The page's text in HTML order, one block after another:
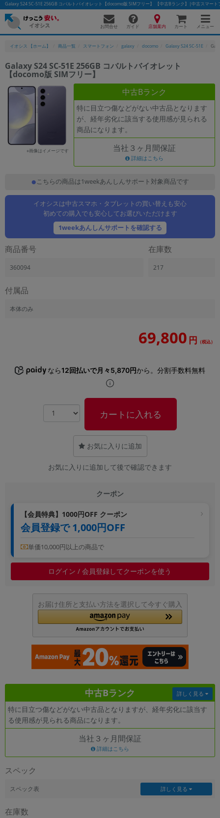
Galaxy S24 SC-51E 256GB コバルトバイオレット【docomo版 SIMフリー】 【中古Bランク】|中古スマート
お問合せ ガイド 店舗案内 カート メニュー
イオシス 【ホーム】 商品一覧 スマートフォン galaxy docomo Galaxy S24 SC-51E
Galaxy S24 SC-51E 256GB コバルトバイオレット
【docomo版 SIMフリー】
※画像はイメージです
中古Bランク
特に目立つ傷などがない中古品となります
が、経年劣化に該当する使用感が見られる
商品になります。
当社３ヶ月間保証
詳細はこちら
こちらの商品は1weekあんしんサポート対象商品です
イオシスは中古スマホ・タブレットの買い替えも安心
初めての購入でも安心してお選びいただけます
1weekあんしんサポートを確認する
商品番号
360094
在庫数
217
付属品
本体のみ
69,800 円 （税込）
なら12回払いで月々5,870円から。分割手数料無料
カートに入れる
お気に入りに追加
お気に入りに追加して後で確認できます
クーポン
【会員特典】1000円OFF クーポン
会員登録で 1,000円OFF
単価10,000円以上の商品で
ログイン / 会員登録してクーポンを使う
お届け住所と支払い方法を選択して今すぐ購入
中古Bランク
特に目立つ傷などがない中古品となりますが、経年劣化に該当す
る使用感が見られる商品になります。
詳しく見る
当社３ヶ月間保証
詳細はこちら
スペック
スペック表 詳しく見る
在庫数
かんたんパソコン検索に切り替える
フリーワード
人気の検索ワード： Let's note
商品ジャンルの絞り込み
「スマートフォン」「タブレット」など
シリーズ
商品シリーズ名・ブランド名の絞り込み。
「iPhone」「Xperia」「Galaxy」など
メーカー
製造、販売メーカーの絞り込み
商品の搭載機能による絞り込み
「5G対応」「防水」「ワンセグ」など
ドライブ
CPU
モニタサイズ
~
価格
円 ～ 円
年
年 月 まで
ただし機能別のみ「and検索」となります。